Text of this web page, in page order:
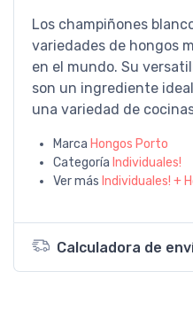
Los champiñones
variedades de hongos
en el mundo. Su
son un ingrediente
una variedad de
Marca Hongos Porto
Categoría Individuales!
Ver más Individuales! +
Calculadora de